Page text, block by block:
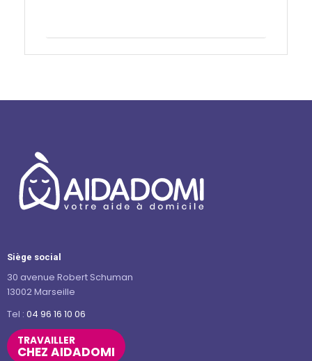
Siège social
30 avenue Robert Schuman
13002 Marseille
Tel : 04 96 16 10 06
TRAVAILLER
CHEZ AIDADOMI